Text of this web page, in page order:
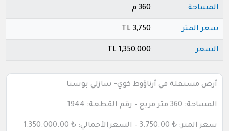
المساحة 360 م
سعر المتر 3,750 TL
السعر 1,350,000 TL
أرض مستقلة في أرناؤوط كوي- سازلي بوسنا
المساحة: 360 متر مربع – رقم القطعة: 1944
سعز المتر: ₺ 3.750.00 – السعرالأجمالي: ₺ 1.350.000.00